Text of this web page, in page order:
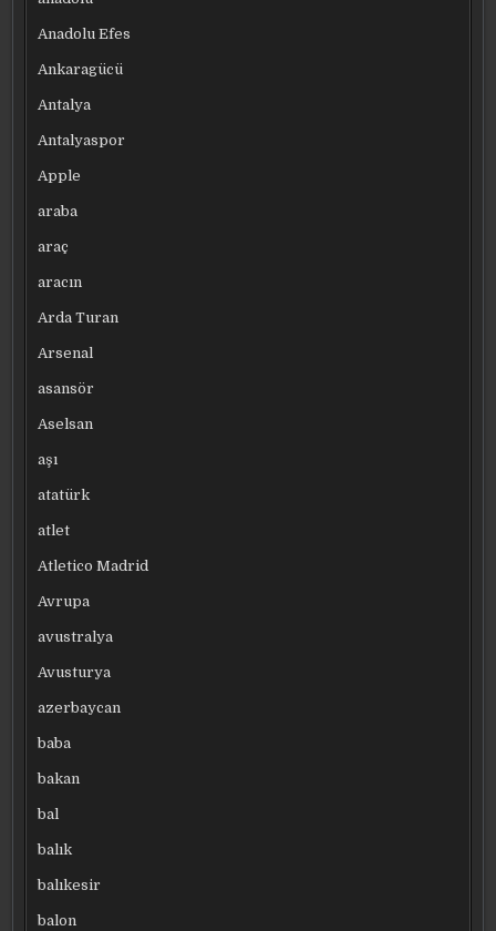
Anadolu Efes
Ankaragücü
Antalya
Antalyaspor
Apple
araba
araç
aracın
Arda Turan
Arsenal
asansör
Aselsan
aşı
atatürk
atlet
Atletico Madrid
Avrupa
avustralya
Avusturya
azerbaycan
baba
bakan
bal
balık
balıkesir
balon